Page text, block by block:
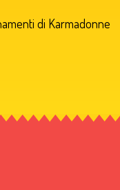
di Karmadonne